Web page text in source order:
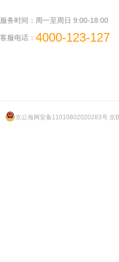
服务时间： 周一至周日 9:00-18:00
客服电话： 4000-123-127
京公海网安备11010802020283号 京